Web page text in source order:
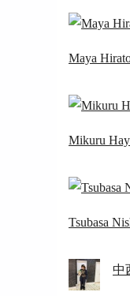
Maya
Mikuru
Tsubasa
中